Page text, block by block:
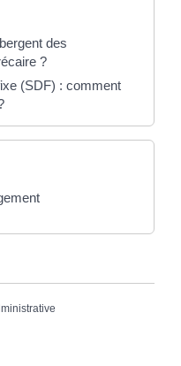
des
?
(SDF) : comment